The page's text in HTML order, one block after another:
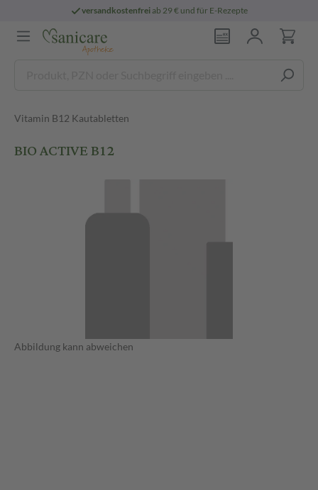
versandkostenfreiab 29 € und für E-Rezepte
Vitamin B12 Kautabletten
BIO ACTIVE B12
Abbildung kann abweichen